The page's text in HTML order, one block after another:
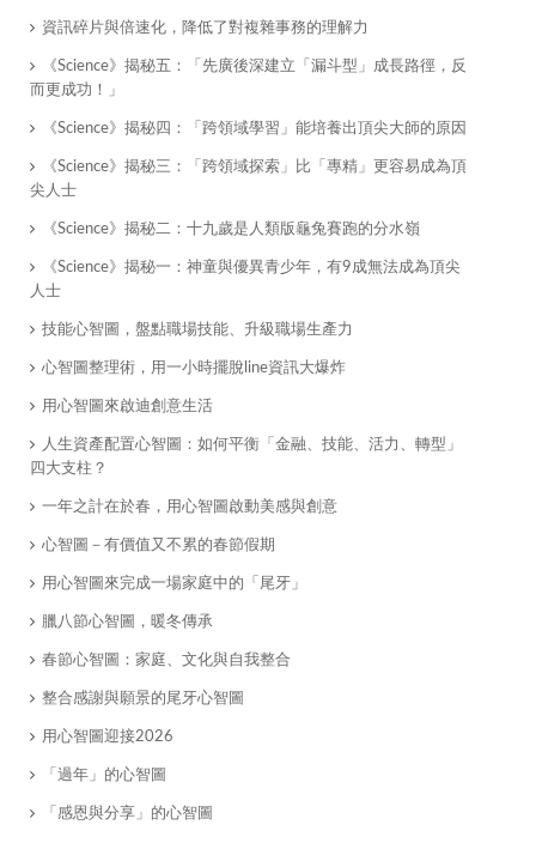
資訊碎片與倍速化，降低了對複雜事務的理解力
《Science》揭秘五：「先廣後深建立「漏斗型」成長路徑，反
而更成功！」
《Science》揭秘四：「跨領域學習」能培養出頂尖大師的原因
《Science》揭秘三：「跨領域探索」比「專精」更容易成為頂
尖人士
《Science》揭秘二：十九歲是人類版龜兔賽跑的分水嶺
《Science》揭秘一：神童與優異青少年，有9成無法成為頂尖
人士
​技能心智圖，盤點職場技能、升級職場生產力
心智圖整理術，用一小時擺脫line資訊大爆炸
​用心智圖來啟迪創意生活
人生資產配置心智圖：如何平衡「金融、技能、活力、轉型」
四大支柱？
一年之計在於春，用心智圖啟動美感與創意
心智圖－有價值又不累的春節假期
用心智圖來完成一場家庭中的「尾牙」
臘八節心智圖，暖冬傳承
春節心智圖：家庭、文化與自我整合
整合感謝與願景的尾牙心智圖
用心智圖迎接2026
「過年」的心智圖
「感恩與分享」的心智圖